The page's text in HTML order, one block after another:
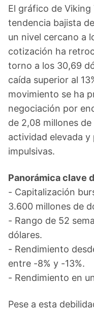
El gráfico de
tendencia bajista
un nivel cercano a
cotización ha
torno a los 30,69
caída superior al
movimiento se ha
negociación por
de 2,08 millones
actividad elevada
impulsivas.
Panorámica clave
- Capitalización
3.600 millones de
- Rango de 52
dólares.
- Rendimiento
entre -8% y -13%.
- Rendimiento en
Pese a esta